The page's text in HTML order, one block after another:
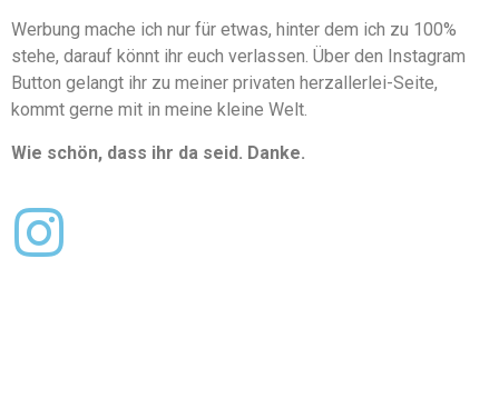
Werbung mache ich nur für etwas, hinter dem ich zu 100%
stehe, darauf könnt ihr euch verlassen. Über den Instagram
Button gelangt ihr zu meiner privaten herzallerlei-Seite,
kommt gerne mit in meine kleine Welt.
Wie schön, dass ihr da seid. Danke.